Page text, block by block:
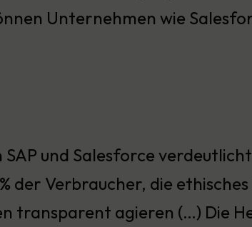
Unternehmen wie
SAP und Salesforce
der Verbraucher, die
transparent agieren (…) Die